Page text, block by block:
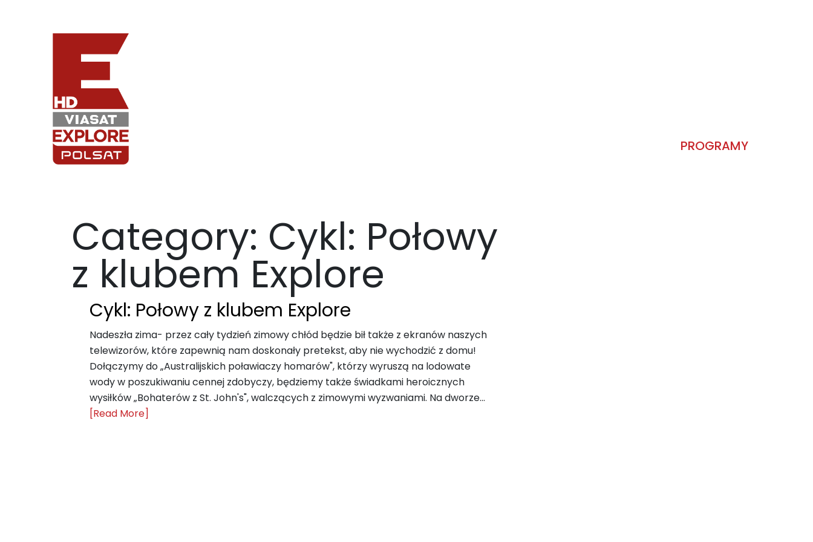
PROGRAMY
Category: Cykl: Połowy
z klubem Explore
Cykl: Połowy z klubem Explore
Nadeszła zima- przez cały tydzień zimowy chłód będzie bił także z ekranów naszych
telewizorów, które zapewnią nam doskonały pretekst, aby nie wychodzić z domu!
Dołączymy do „Australijskich poławiaczy homarów", którzy wyruszą na lodowate
wody w poszukiwaniu cennej zdobyczy, będziemy także świadkami heroicznych
wysiłków „Bohaterów z St. John's", walczących z zimowymi wyzwaniami. Na dworze...
[Read More]